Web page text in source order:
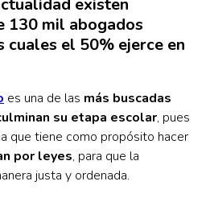
existen
130 mil abogados
cuales el 50% ejerce en
es una de las más buscadas
su etapa escolar, pues
que tiene como propósito hacer
por leyes, para que la
justa y ordenada.